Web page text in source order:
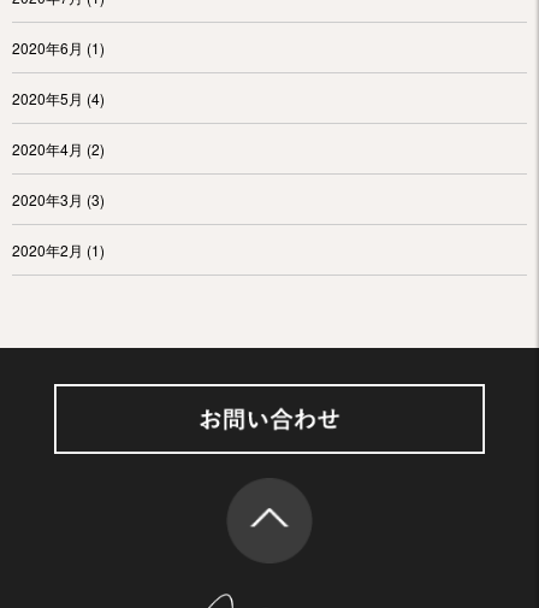
2020年6月 (1)
2020年5月 (4)
2020年4月 (2)
2020年3月 (3)
2020年2月 (1)